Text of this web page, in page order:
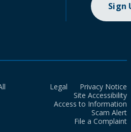
Sign
Legal
Privacy Notice
Site Accessibility
Access to Information
Scam Alert
File a Complaint